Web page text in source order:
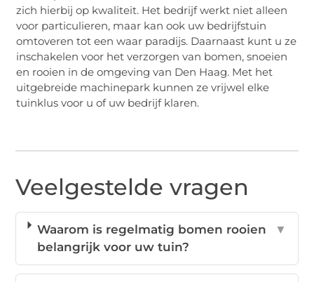
zich hierbij op kwaliteit. Het bedrijf werkt niet alleen
voor particulieren, maar kan ook uw bedrijfstuin
omtoveren tot een waar paradijs. Daarnaast kunt u ze
inschakelen voor het verzorgen van bomen, snoeien
en rooien in de omgeving van Den Haag. Met het
uitgebreide machinepark kunnen ze vrijwel elke
tuinklus voor u of uw bedrijf klaren.
Veelgestelde vragen
Waarom is regelmatig bomen rooien
belangrijk voor uw tuin?
▼